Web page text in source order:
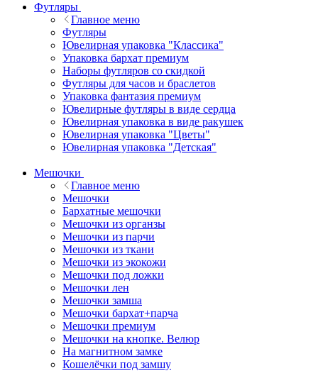
Футляры
Главное меню
Футляры
Ювелирная упаковка "Классика"
Упаковка бархат премиум
Наборы футляров со скидкой
Футляры для часов и браслетов
Упаковка фантазия премиум
Ювелирные футляры в виде сердца
Ювелирная упаковка в виде ракушек
Ювелирная упаковка "Цветы"
Ювелирная упаковка "Детская"
Мешочки
Главное меню
Мешочки
Бархатные мешочки
Мешочки из органзы
Мешочки из парчи
Мешочки из ткани
Мешочки из экокожи
Мешочки под ложки
Мешочки лен
Мешочки замша
Мешочки бархат+парча
Мешочки премиум
Мешочки на кнопке. Велюр
На магнитном замке
Кошелёчки под замшу